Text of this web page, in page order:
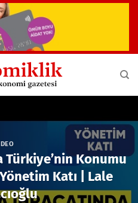
Konumu
Katı | Lale